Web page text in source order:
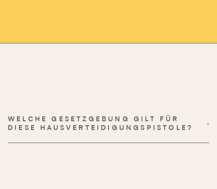
WELCHE GESETZGEBUNG GILT FÜR
DIESE HAUSVERTEIDIGUNGSPISTOLE?